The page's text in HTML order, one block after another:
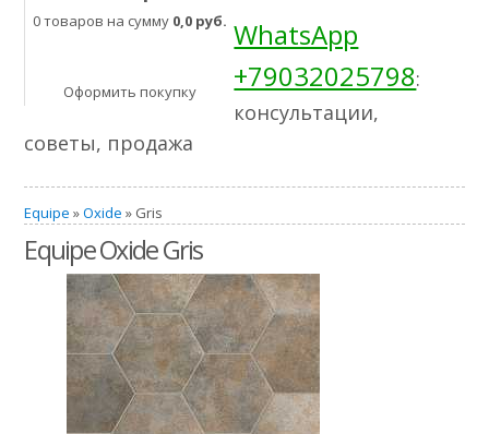
0 товаров на сумму 0,0 руб.
Оформить покупку
WhatsApp
+79032025798:
консультации,
советы, продажа
Equipe »Oxide » Gris
Equipe Oxide Gris